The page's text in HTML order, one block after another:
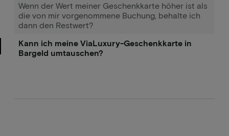
Wenn der Wert meiner Geschenkkarte höher ist als
die von mir vorgenommene Buchung, behalte ich
dann den Restwert?
Kann ich meine ViaLuxury-Geschenkkarte in
Bargeld umtauschen?